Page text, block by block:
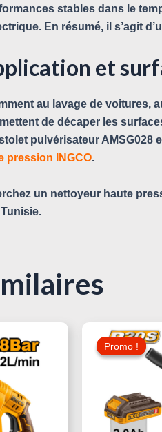
stables dans le
En résumé, il s’agit
et
au lavage de voitures,
de décaper les
pulvérisateur
pression INGCO.
un nettoyeur haute
Prix
Actuel
Est :
Promo !
Promo !